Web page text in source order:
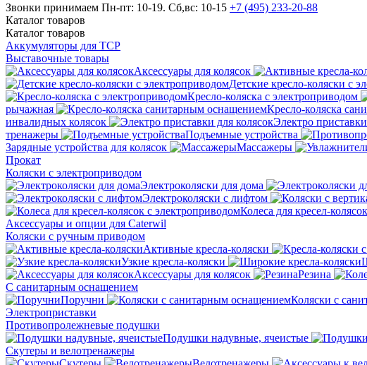
Звонки принимаем Пн-пт: 10-19. Сб,вс: 10-15 +7 (495) 233-20-88
Каталог товаров
Каталог товаров
Аккумуляторы для ТСР
Выставочные товары
Аксессуары для колясок
Детские кресло-коляски с
Кресло-коляска с электроприводом
рычажная
Кресло-коляска
инвалидных колясок
Электро
тренажеры
Подъемные устройства
Зарядные устройства для колясок
Массажеры
Прокат
Коляски с электроприводом
Электроколяски для дома
Электроколяски с лифтом
Колеса для кресел-
Аксессуары и опции для Caterwil
Коляски с ручным приводом
Активные кресла-коляски
Узкие кресла-коляски
Аксессуары для колясок
Резина
С санитарным оснащением
Поручни
Коляски с
Электроприставки
Противопролежневые подушки
Подушки надувные, ячеистые
Скутеры и велотренажеры